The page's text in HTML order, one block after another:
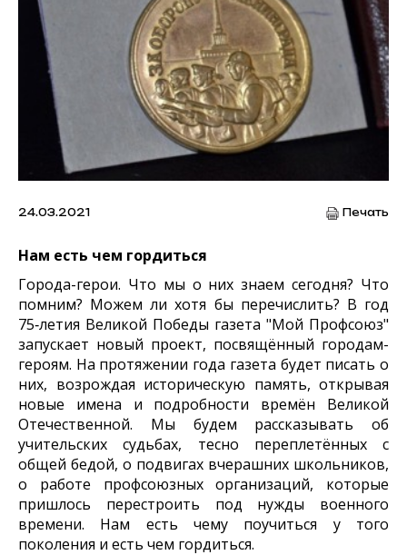
24.03.2021 Печать
Нам есть чем гордиться
Города-герои. Что мы о них знаем сегодня? Что
помним? Можем ли хотя бы перечислить? В год
75‑летия Великой Победы газета "Мой Профсоюз"
запускает новый проект, посвящённый городам-
героям. На протяжении года газета будет писать о
них, возрождая историческую память, открывая
новые имена и подробности времён Великой
Отечественной. Мы будем рассказывать об
учительских судьбах, тесно переплетённых с
общей бедой, о подвигах вчерашних школьников,
о работе профсоюзных организаций, которые
пришлось перестроить под нужды военного
времени. Нам есть чему поучиться у того
поколения и есть чем гордиться.